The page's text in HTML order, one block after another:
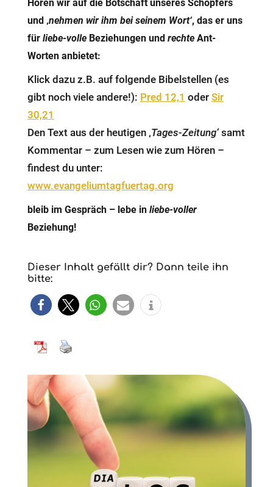
Hören wir auf die Botschaft unseres Schöpfers
und ‚nehmen wir ihm bei seinem Wort‘, das er uns
für liebe-volleBeziehungen und rechteAnt-
Worten anbietet:
Klick dazu z.B. auf folgende Bibelstellen (es
gibt noch viele andere!): Pred 12,1 oder Sir
30,21
Den Text aus der heutigen ‚Tages-Zeitung‘samt
Kommentar – zum Lesen wie zum Hören –
findest du unter:
www.evangeliumtagfuertag.org
bleib im Gespräch – lebe in liebe-voller
Beziehung!
Dieser Inhalt gefällt dir? Dann teile ihn
bitte: